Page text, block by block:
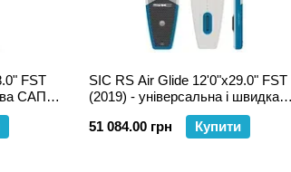
FST
САП-
SIC RS Air Glide 12'0"х29.0" FST
(2019) - універсальна і швидка
надувна SUP дошка для туризму
та фітнесу
51 084.00 грн Купити